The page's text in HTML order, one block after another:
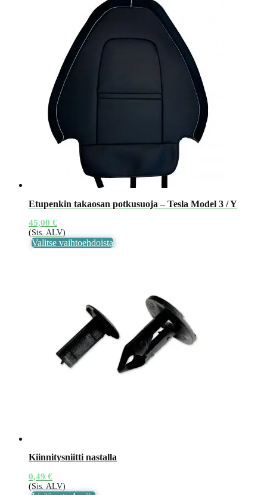
Etupenkin takaosan potkusuoja – Tesla Model 3 / Y
45,00 €
(Sis. ALV)
Valitse vaihtoehdoistaTällä
tuotteen
sivulla.
Kiinnitysniitti nastalla
0,49 €
(Sis. ALV)